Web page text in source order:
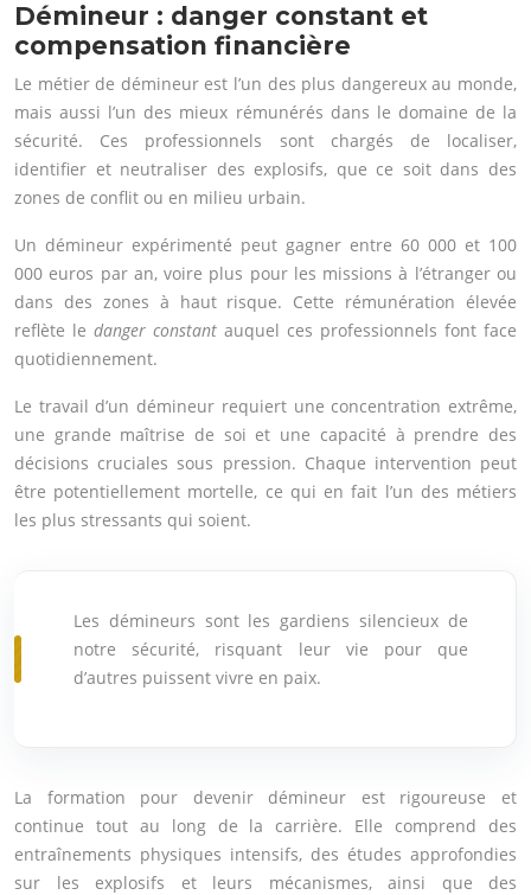
Démineur : danger constant et
compensation financière
Le métier de démineur est l’un des plus dangereux au monde,
mais aussi l’un des mieux rémunérés dans le domaine de la
sécurité. Ces professionnels sont chargés de localiser,
identifier et neutraliser des explosifs, que ce soit dans des
zones de conflit ou en milieu urbain.
Un démineur expérimenté peut gagner entre 60 000 et 100
000 euros par an, voire plus pour les missions à l’étranger ou
dans des zones à haut risque. Cette rémunération élevée
reflète le danger constant auquel ces professionnels font face
quotidiennement.
Le travail d’un démineur requiert une concentration extrême,
une grande maîtrise de soi et une capacité à prendre des
décisions cruciales sous pression. Chaque intervention peut
être potentiellement mortelle, ce qui en fait l’un des métiers
les plus stressants qui soient.
Les démineurs sont les gardiens silencieux de
notre sécurité, risquant leur vie pour que
d’autres puissent vivre en paix.
La formation pour devenir démineur est rigoureuse et
continue tout au long de la carrière. Elle comprend des
entraînements physiques intensifs, des études approfondies
sur les explosifs et leurs mécanismes, ainsi que des